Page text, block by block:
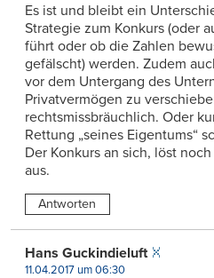
Es ist und bleibt ein
Strategie zum Konkurs (oder
führt oder ob die Zahlen
gefälscht) werden. Zudem
vor dem Untergang des
Privatvermögen zu
rechtsmissbräuchlich. Oder
Rettung „seines Eigentums“
Der Konkurs an sich, löst
aus.
Antworten
Hans Guckindieluft
11.04.2017 um 06:30